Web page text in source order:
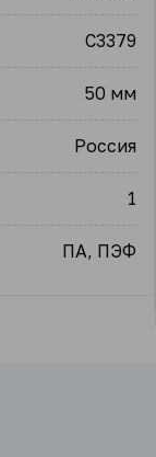
С3379
50 мм
Россия
1
ПА, ПЭФ